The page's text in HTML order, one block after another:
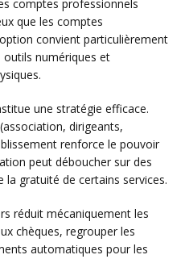
comptes professionnels
que les comptes
convient particulièrement
numériques et
une stratégie efficace.
dirigeants,
renforce le pouvoir
peut déboucher sur des
gratuité de certains services.
réduit mécaniquement les
chèques, regrouper les
automatiques pour les